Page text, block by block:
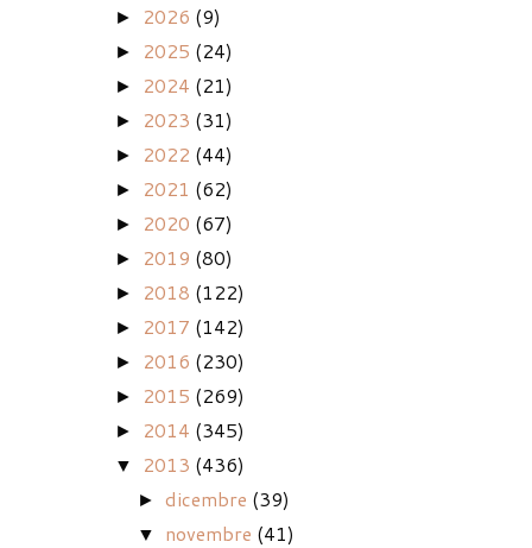
► 2026 (9)
► 2025 (24)
► 2024 (21)
► 2023 (31)
► 2022 (44)
► 2021 (62)
► 2020 (67)
► 2019 (80)
► 2018 (122)
► 2017 (142)
► 2016 (230)
► 2015 (269)
► 2014 (345)
▼ 2013 (436)
►dicembre (39)
▼ novembre (41)